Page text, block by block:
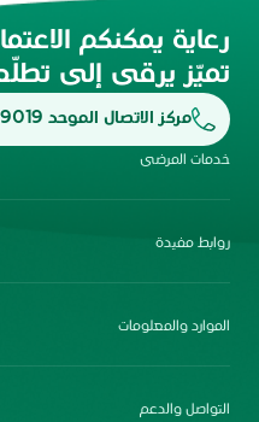
رعاية يمكنكم
تميّز يرقى إلى
مركز الاتصال الموحد 199019
خدمات المرضى
روابط مفيدة
الموارد والمعلومات
التواصل والدعم